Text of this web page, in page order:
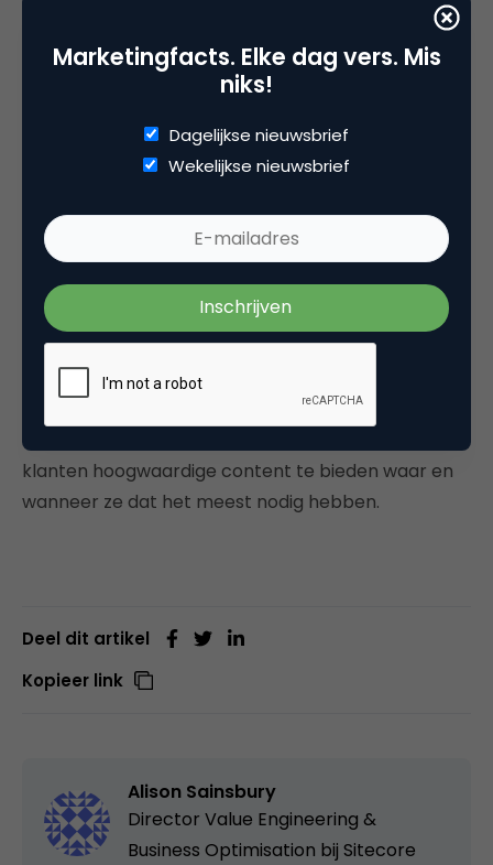
automatiseren – moeten marketingorganisaties
ook een flexibele mentaliteit omarmen, processen
actualiseren en een einde maken aan de silo’s die
vooruitstrevend wil zijn, breng je je CX-strategie en
-technologie in kaart en voer je vergelijkbare
hele bedrijf, niet alleen binnen marketing of IT.
Consumenten raken er steeds meer aan gewend
dat bedrijven niet alleen de producten of diensten
leveren die ze nodig hebben, maar ook opvoeders,
adviseurs en entertainers zijn. Daarom moeten
marketeers in staat zijn om de empathische,
menselijke kant van hun merk te laten zien en
klanten hoogwaardige content te bieden waar en
wanneer ze dat het meest nodig hebben.
Deel dit artikel
Kopieer link
Alison Sainsbury
Director Value Engineering &
Business Optimisation bij Sitecore
Marketingfacts. Elke dag vers. Mis
niks!
Dagelijkse nieuwsbrief
Wekelijkse nieuwsbrief